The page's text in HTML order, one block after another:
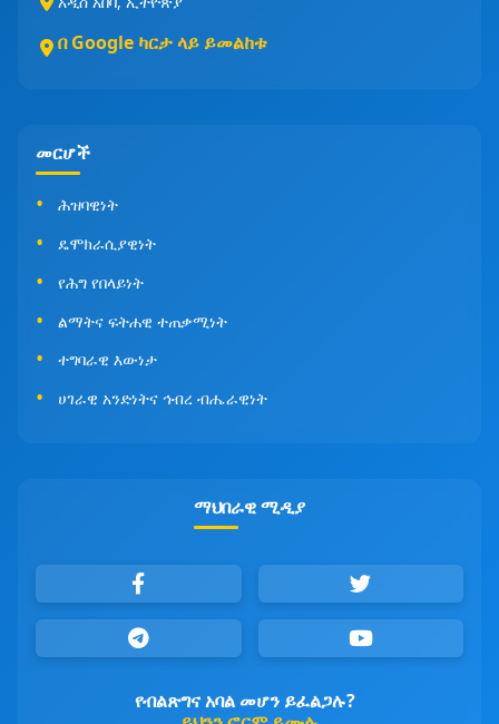
በ Google ካርታ ላይ ይመልከቱ
መርሆች
ሕዝባዊነት
ዴሞክራሲያዊነት
የሕግ የበላይነት
ልማትና ፍትሐዊ ተጠቃሚነት
ተግባራዊ እውነታ
ሀገራዊ አንድነትና ኅብረ ብሔራዊነት
ማህበራዊ ሚዲያ
የብልጽግና አባል መሆን ይፈልጋሉ?